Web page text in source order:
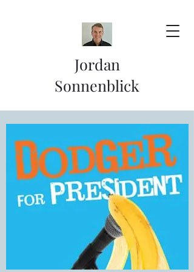
Jordan
Sonnenblick